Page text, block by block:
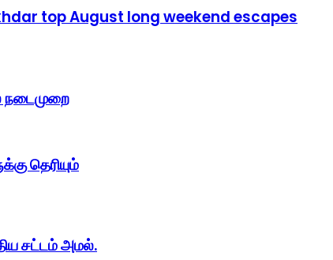
top August long weekend escapes
நடைமுறை
தெரியும்
சட்டம் அமல்.